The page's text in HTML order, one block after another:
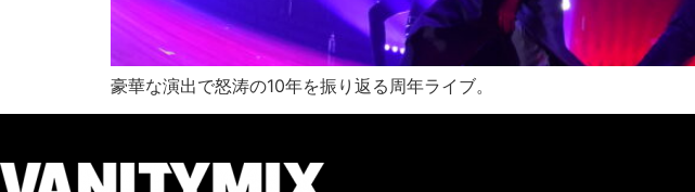
豪華な演出で怒涛の10年を振り返る周年ライブ。